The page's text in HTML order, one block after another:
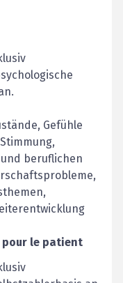
Gefühle
beruflichen
pour le patient